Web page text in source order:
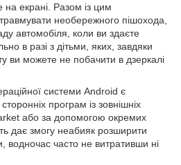
екрані. Разом із цим
необережного пішохода,
автомобіля, коли ви здаєте
в разі з дітьми, яких, завдяки
ви можете не побачити в дзеркалі
системи Android є
програм із зовнішніх
або за допомогою окремих
дає змогу неабияк розширити
водночас часто не витративши ні